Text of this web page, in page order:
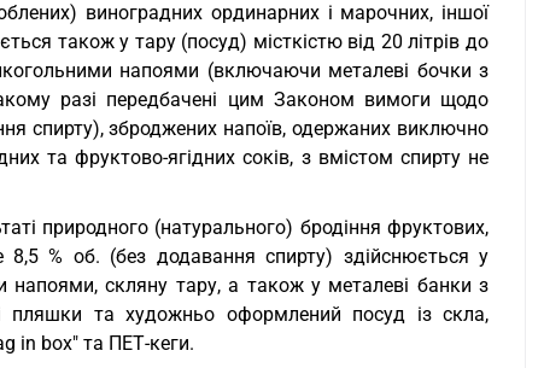
виноградних ординарних і марочних, іншої
також у тару (посуд) місткістю від 20 літрів до
напоями (включаючи металеві бочки з
разі передбачені цим Законом вимоги щодо
спирту), зброджених напоїв, одержаних виключно
та фруктово-ягідних соків, з вмістом спирту не
природного (натурального) бродіння фруктових,
8,5 % об. (без додавання спирту) здійснюється у
напоями, скляну тару, а також у металеві банки з
пляшки та художньо оформлений посуд із скла,
in box" та ПЕТ-кеги.